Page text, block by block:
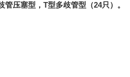
压塞型，T型多歧管型（24只）。